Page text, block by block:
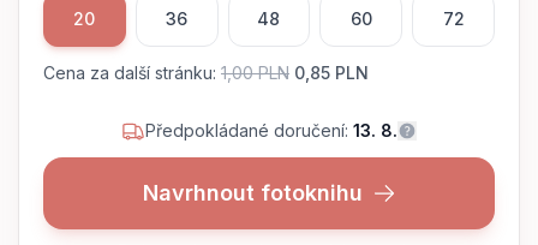
20 36 48 60 72
Cena za další stránku: 1,00 PLN 0,85 PLN
Předpokládané doručení: 13. 8.
Navrhnout fotoknihu